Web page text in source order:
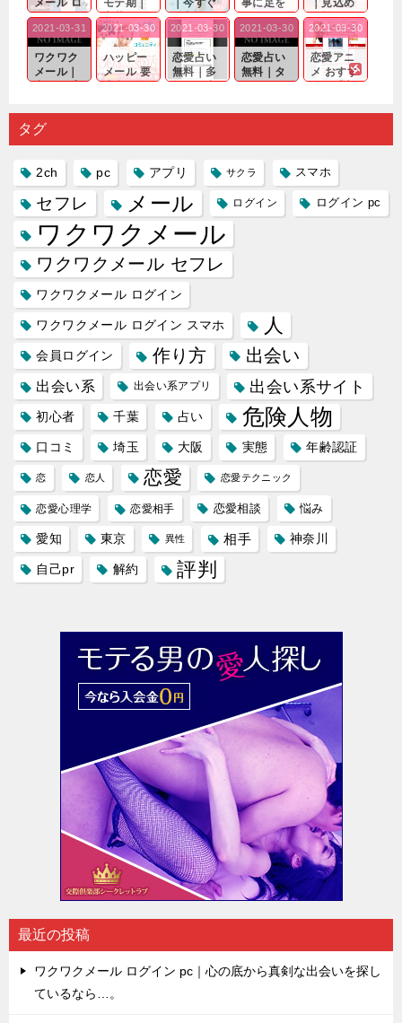
メール ロ
グイン pc
｜心の底
から真
剣...
モテ期｜
老若男女
問わ
ず…。
｜今すぐ
仲良くな
れる相手
探しをし
たいと...
事に足を
運んでも
出会いの
チャンス
が訪れ...
｜見込め
る効果が
確実なも
のであっ
ても…...
ワクワク
メール｜
出会い系
り会った
人に軽...
2021-03-31
ハッピー
メール 要
注意人物
するので
2021-03-30
恋愛占い
無料｜多
数ある出
プリの内
2021-03-30
恋愛占い
無料｜タ
ーゲット
る人に恋
2021-03-30
恋愛アニ
メ おすす
め｜「心
雑で素人
2021-03-30
タグ
2ch pc アプリ サクラ スマホ
セフレ メール ログイン ログイン pc
ワクワクメール
ワクワクメール セフレ
ワクワクメール ログイン
ワクワクメール ログイン スマホ 人
会員ログイン 作り方 出会い
出会い系 出会い系アプリ 出会い系サイト
初心者 千葉 占い 危険人物
口コミ 埼玉 大阪 実態 年齢認証
恋 恋人 恋愛 恋愛テクニック
恋愛心理学 恋愛相手 恋愛相談 悩み
愛知 東京 異性 相手 神奈川
自己pr 解約 評判
最近の投稿
ワクワクメール ログイン pc｜心の底から真剣な出会いを探し
ているなら…。